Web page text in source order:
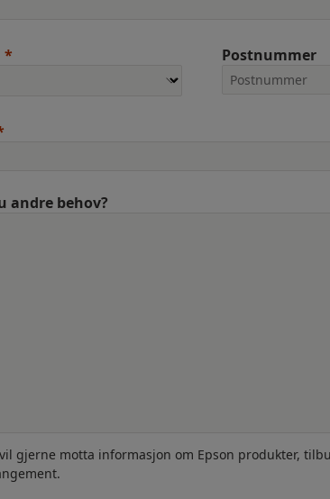
Postnummer
andre behov?
vil gjerne motta informasjon om Epson produkter,